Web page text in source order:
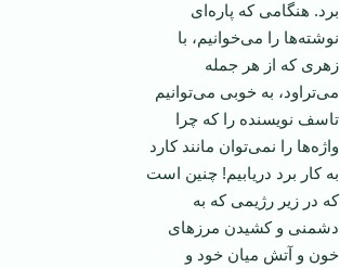
برد. هنگامی که پاره‌ای
نوشته‌ها را می‌خوانيم، با
زهری که از هر جمله
می‌تراود، به خوبی می‌توانيم
تاسف نويسنده را که چرا
واژه‌ها را نمی‌توان مانند کارد
به کار برد دريابيم! چنين است
که در زير رژيمی که به
دشمنی و کشيدن مرز‌های
خون و آتش ميان خود و